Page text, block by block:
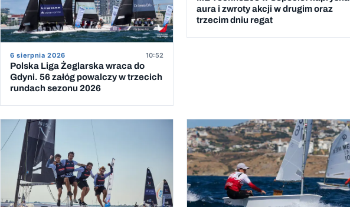
6 sierpnia 2026 10:52
Polska Liga Żeglarska wraca do
Gdyni. 56 załóg powalczy w trzecich
rundach sezonu 2026
aura i zwroty akcji w drugim oraz
trzecim dniu regat